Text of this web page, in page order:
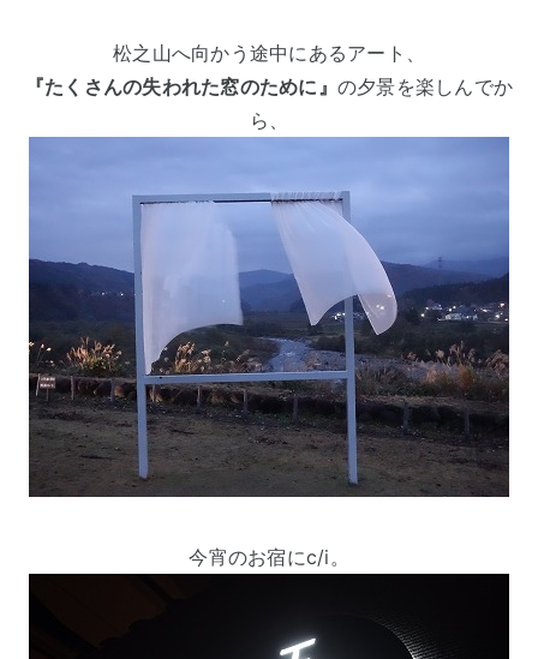
松之山へ向かう途中にあるアート、
『たくさんの失われた窓のために』 の夕景を楽しんでか
ら、
今宵のお宿にc/i。